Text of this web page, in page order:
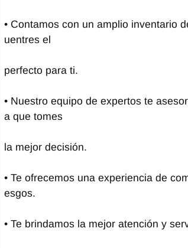
• Contamos con un amplio inventario
uentres el
perfecto para ti.
• Nuestro equipo de expertos te
a que tomes
la mejor decisión.
• Te ofrecemos una experiencia de
esgos.
• Te brindamos la mejor atención y